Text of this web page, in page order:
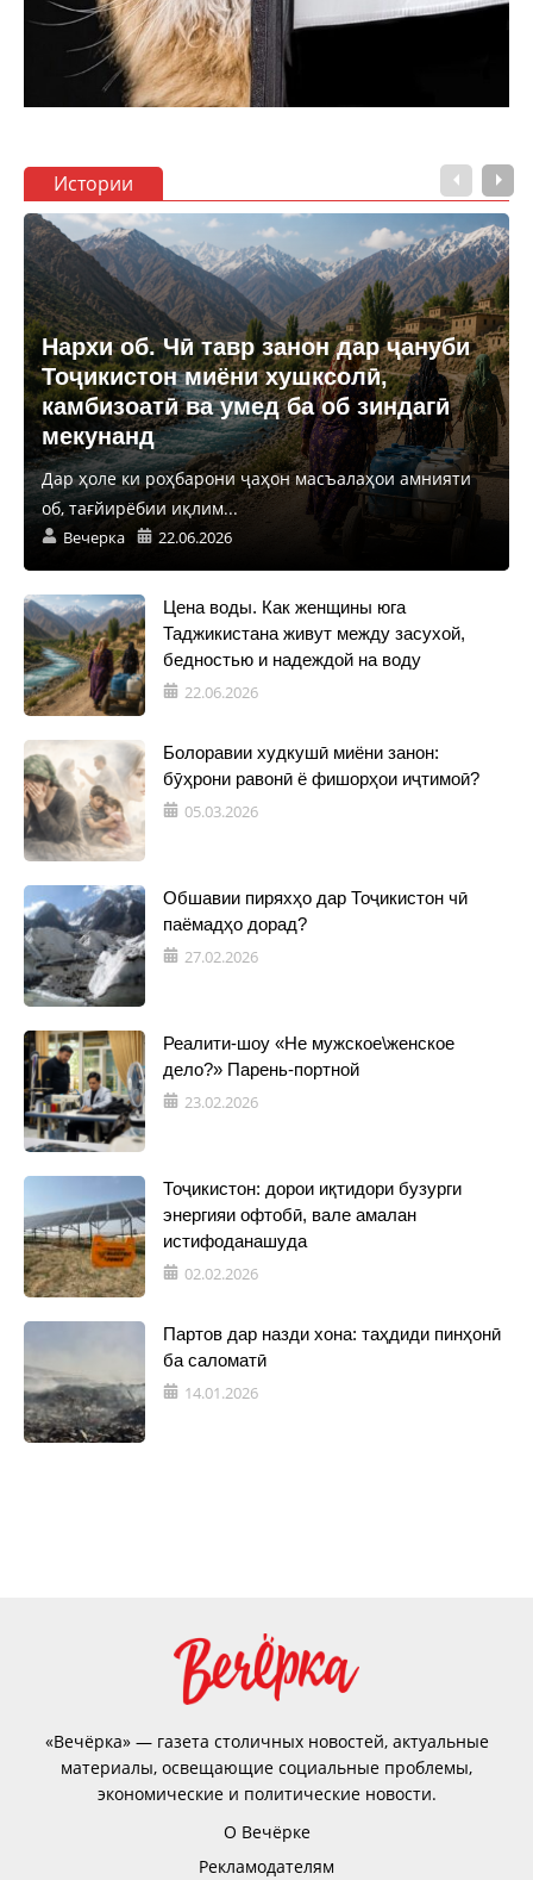
Истории
Нархи об. Чӣ тавр занон дар ҷануби
Тоҷикистон миёни хушксолӣ,
камбизоатӣ ва умед ба об зиндагӣ
мекунанд
Дар ҳоле ки роҳбарони ҷаҳон масъалаҳои амнияти
об, тағйирёбии иқлим...
Вечерка 22.06.2026
Цена воды. Как женщины юга
Таджикистана живут между засухой,
бедностью и надеждой на воду
22.06.2026
Болоравии худкушӣ миёни занон:
бӯҳрони равонӣ ё фишорҳои иҷтимоӣ?
05.03.2026
Обшавии пиряхҳо дар Тоҷикистон чӣ
паёмадҳо дорад?
27.02.2026
Реалити-шоу «Не мужское\женское
дело?» Парень-портной
23.02.2026
Тоҷикистон: дорои иқтидори бузурги
энергияи офтобӣ, вале амалан
истифоданашуда
02.02.2026
Партов дар назди хона: таҳдиди пинҳонӣ
ба саломатӣ
14.01.2026
«Вечёрка» — газета столичных новостей, актуальные
материалы, освещающие социальные проблемы,
экономические и политические новости.
О Вечёрке
Рекламодателям